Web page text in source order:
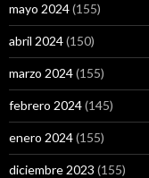
mayo 2024(155)
abril 2024(150)
marzo 2024(155)
febrero 2024(145)
enero 2024(155)
diciembre 2023 (155)